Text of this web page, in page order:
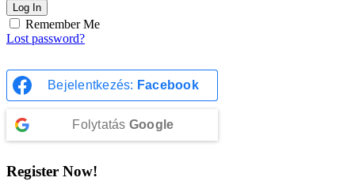
Log In
Remember Me
Lost password?
Bejelentkezés: Facebook
Folytatás Google
Register Now!